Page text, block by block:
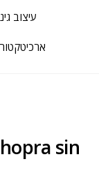
עיצוב
sin